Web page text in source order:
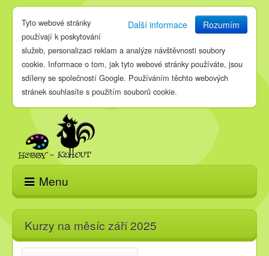
Další informace Rozumím
Tyto webové stránky
používají k poskytování
služeb, personalizaci reklam a analýze návštěvnosti soubory
cookie. Informace o tom, jak tyto webové stránky používáte, jsou
sdíleny se společností Google. Používáním těchto webových
stránek souhlasíte s použitím souborů cookie.
Menu
Kurzy na měsíc září 2025